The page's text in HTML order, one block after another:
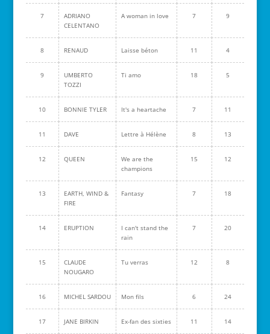
7
ADRIANO
CELENTANO
A woman in love 7 9
8 RENAUD Laisse béton 11 4
9
UMBERTO
TOZZI
Ti amo 18 5
10 BONNIE TYLER It's a heartache 7 11
11 DAVE Lettre à Hélène 8 13
12 QUEEN
We are the
champions
15 12
13
EARTH, WIND &
FIRE
Fantasy 7 18
14 ERUPTION
I can't stand the
rain
7 20
15
CLAUDE
NOUGARO
Tu verras 12 8
16 MICHEL SARDOU Mon fils 6 24
17 JANE BIRKIN Ex-fan des sixties 11 14